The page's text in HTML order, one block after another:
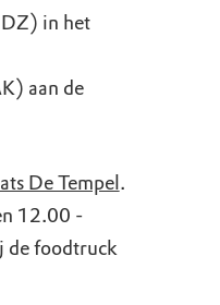
in het
aan de
De Tempel .
12.00 -
de foodtruck